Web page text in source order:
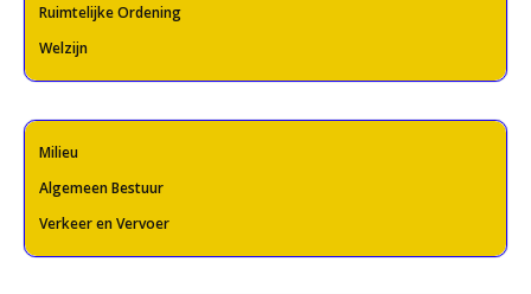
Ruimtelijke Ordening
Welzijn
Milieu
Algemeen Bestuur
Verkeer en Vervoer